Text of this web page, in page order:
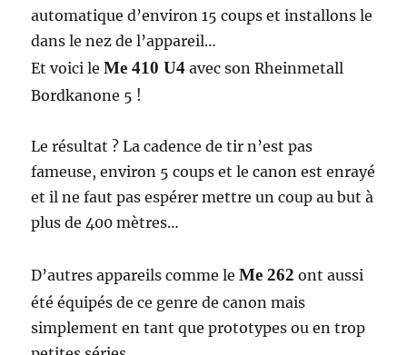
automatique d’environ 15 coups et installons le
dans le nez de l’appareil…
Et voici leMe 410 U4 avec son Rheinmetall
Bordkanone 5 !
Le résultat ? La cadence de tir n’est pas
fameuse, environ 5 coups et le canon est enrayé
et il ne faut pas espérer mettre un coup au but à
plus de 400 mètres…
D’autres appareils comme leMe 262 ont aussi
été équipés de ce genre de canon mais
simplement en tant que prototypes ou en trop